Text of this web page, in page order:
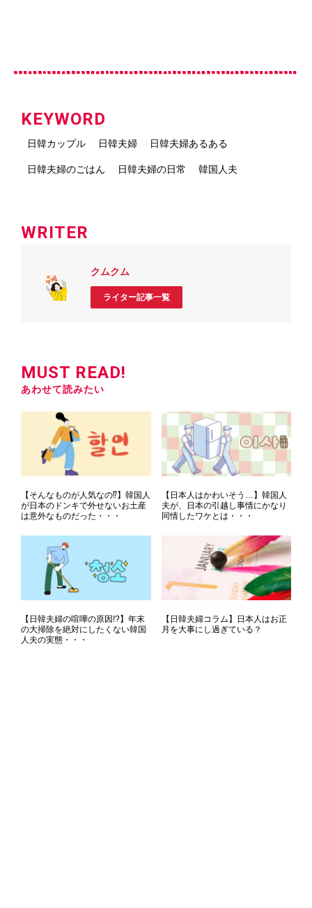
KEYWORD
日韓カップル 日韓夫婦 日韓夫婦あるある
日韓夫婦のごはん 日韓夫婦の日常 韓国人夫
WRITER
クムクム
ライター記事一覧
MUST READ!
あわせて読みたい
【そんなものが人気なの⁉】韓国人
が日本のドンキで外せないお土産
は意外なものだった・・・
【日本人はかわいそう…】韓国人
夫が、日本の引越し事情にかなり
同情したワケとは・・・
【日韓夫婦の喧嘩の原因!?】年末
の大掃除を絶対にしたくない韓国
人夫の実態・・・
【日韓夫婦コラム】日本人はお正
月を大事にし過ぎている？